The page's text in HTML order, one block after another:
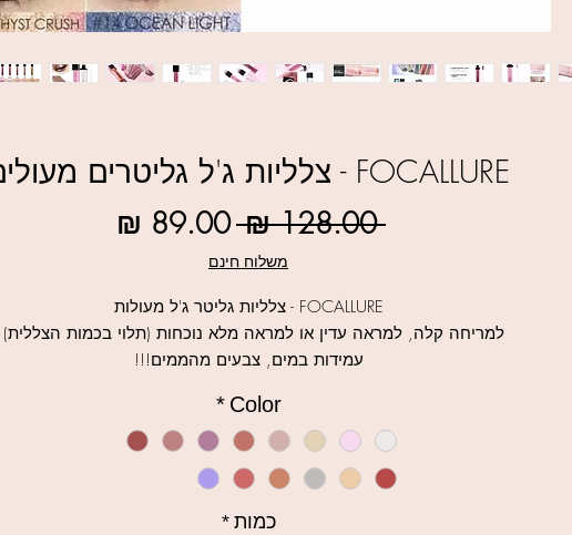
FOCALLURE - צלליות ג'ל גליטרים מעולים
‏128.00 ‏₪
מחיר
רגיל
משלוח חינם
FOCALLURE - צלליות גליטר ג'ל מעולות
למריחה קלה, למראה עדין או למראה מלא נוכחות (תלוי בכמות
עמידות במים, צבעים מהממים!!!
ניתן להשתמש כאייליינר
14 גוונים לבחירה
למוצרי Focallure לחצו כאן
Color
*
כמות *